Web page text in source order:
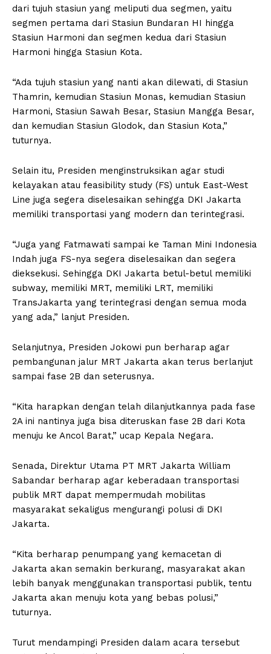
dari tujuh stasiun yang meliputi dua segmen, yaitu
segmen pertama dari Stasiun Bundaran HI hingga
Stasiun Harmoni dan segmen kedua dari Stasiun
Harmoni hingga Stasiun Kota.
“Ada tujuh stasiun yang nanti akan dilewati, di Stasiun
Thamrin, kemudian Stasiun Monas, kemudian Stasiun
Harmoni, Stasiun Sawah Besar, Stasiun Mangga Besar,
dan kemudian Stasiun Glodok, dan Stasiun Kota,”
tuturnya.
Selain itu, Presiden menginstruksikan agar studi
kelayakan atau feasibility study (FS) untuk East-West
Line juga segera diselesaikan sehingga DKI Jakarta
memiliki transportasi yang modern dan terintegrasi.
“Juga yang Fatmawati sampai ke Taman Mini Indonesia
Indah juga FS-nya segera diselesaikan dan segera
dieksekusi. Sehingga DKI Jakarta betul-betul memiliki
subway, memiliki MRT, memiliki LRT, memiliki
TransJakarta yang terintegrasi dengan semua moda
yang ada,” lanjut Presiden.
Selanjutnya, Presiden Jokowi pun berharap agar
pembangunan jalur MRT Jakarta akan terus berlanjut
sampai fase 2B dan seterusnya.
“Kita harapkan dengan telah dilanjutkannya pada fase
2A ini nantinya juga bisa diteruskan fase 2B dari Kota
menuju ke Ancol Barat,” ucap Kepala Negara.
Senada, Direktur Utama PT MRT Jakarta William
Sabandar berharap agar keberadaan transportasi
publik MRT dapat mempermudah mobilitas
masyarakat sekaligus mengurangi polusi di DKI
Jakarta.
“Kita berharap penumpang yang kemacetan di
Jakarta akan semakin berkurang, masyarakat akan
lebih banyak menggunakan transportasi publik, tentu
Jakarta akan menuju kota yang bebas polusi,”
tuturnya.
Turut mendampingi Presiden dalam acara tersebut